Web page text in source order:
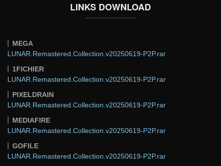
LINKS DOWNLOAD
MEGA
LUNAR.Remastered.Collection.v20250619-P2P.rar
1FICHIER
LUNAR.Remastered.Collection.v20250619-P2P.rar
PIXELDRAIN
LUNAR.Remastered.Collection.v20250619-P2P.rar
MEDIAFIRE
LUNAR.Remastered.Collection.v20250619-P2P.rar
GOFILE
LUNAR.Remastered.Collection.v20250619-P2P.rar